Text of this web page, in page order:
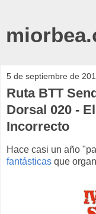
5 de septiembre de
Ruta BTT
Dorsal 020 -
Incorrecto
Hace casi un año
fantásticas que